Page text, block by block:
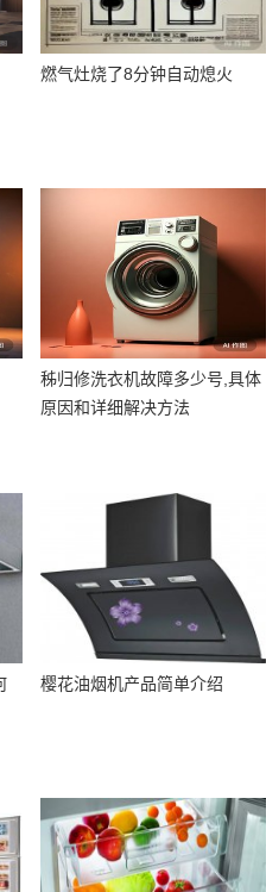
燃气灶烧了8分钟自动熄火
秭归修洗衣机故障多少号,具体
原因和详细解决方法
樱花油烟机产品简单介绍